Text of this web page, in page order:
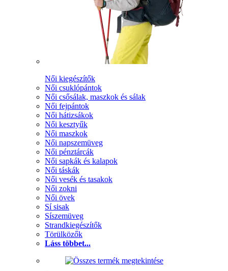
Női kiegészítők
Női csuklópántok
Női csősálak, maszkok és sálak
Női fejpántok
Női hátizsákok
Női kesztyűk
Női maszkok
Női napszemüveg
Női pénztárcák
Női sapkák és kalapok
Női táskák
Női vesék és tasakok
Női zokni
Női övek
Sí sisak
Síszemüveg
Strandkiegészítők
Törülközők
Láss többet...